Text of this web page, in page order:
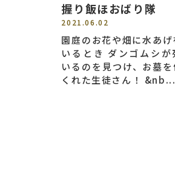
握り飯ほおばり隊
2021.06.02
園庭のお花や畑に水あげ
いるとき ダンゴムシが
いるのを見つけ、お墓を
くれた生徒さん！ &nb...